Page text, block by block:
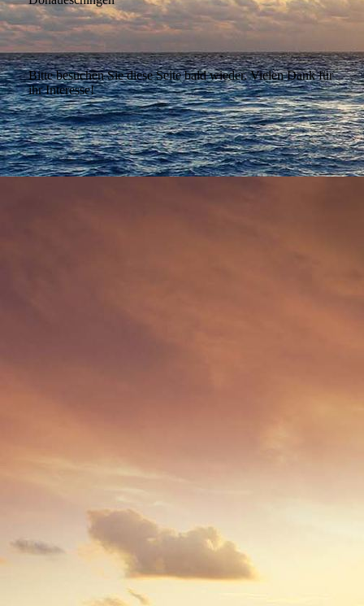
Bitte besuchen Sie diese Seite bald wieder. Vielen Dank für
ihr Interesse!